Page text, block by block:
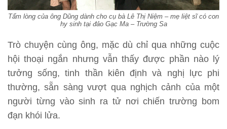
Tấm lòng của ông Dũng dành cho cụ bà Lê Thị Niệm – mẹ liệt sĩ có con
hy sinh tại đảo Gạc Ma – Trường Sa
Trò chuyện cùng ông, mặc dù chỉ qua những cuộc
hội thoại ngắn nhưng vẫn thấy được phần nào lý
tưởng sống, tinh thần kiên định và nghị lực phi
thường, sẵn sàng vượt qua nghịch cảnh của một
người từng vào sinh ra tử nơi chiến trường bom
đạn khói lửa.